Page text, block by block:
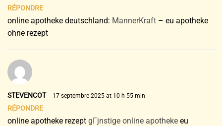
RÉPONDRE
online apotheke deutschland: MannerKraft – eu apotheke
ohne rezept
STEVENCOT 17 septembre 2025 at 10 h 55 min
RÉPONDRE
online apotheke rezept gГјnstige online apotheke eu